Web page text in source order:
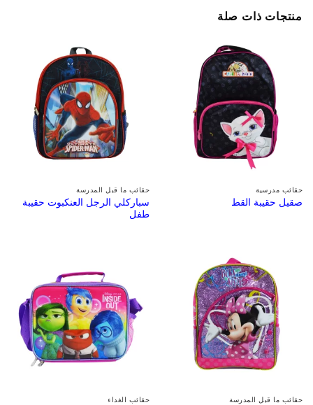
منتجات ذات صلة
حقائب مدرسية
صقيل حقيبة القط
حقائب ما قبل المدرسة
سباركلي الرجل العنكبوت حقيبة
طفل
حقائب ما قبل المدرسة حقائب الغداء